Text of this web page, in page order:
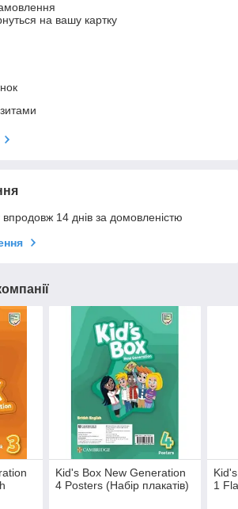
на вашу картку
14 днів за домовленістю
Kid's Box New Generation
4 Posters (Набір плакатів)
1